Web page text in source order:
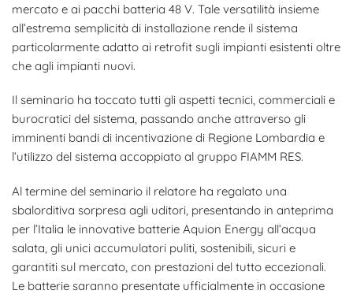
mercato e ai pacchi batteria 48 V. Tale versatilità insieme
all’estrema semplicità di installazione rende il sistema
particolarmente adatto ai retrofit sugli impianti esistenti oltre
che agli impianti nuovi.
Il seminario ha toccato tutti gli aspetti tecnici, commerciali e
burocratici del sistema, passando anche attraverso gli
imminenti bandi di incentivazione di Regione Lombardia e
l’utilizzo del sistema accoppiato al gruppo FIAMM RES.
Al termine del seminario il relatore ha regalato una
sbalorditiva sorpresa agli uditori, presentando in anteprima
per l’Italia le innovative batterie Aquion Energy all’acqua
salata, gli unici accumulatori puliti, sostenibili, sicuri e
garantiti sul mercato, con prestazioni del tutto eccezionali.
Le batterie saranno presentate ufficialmente in occasione